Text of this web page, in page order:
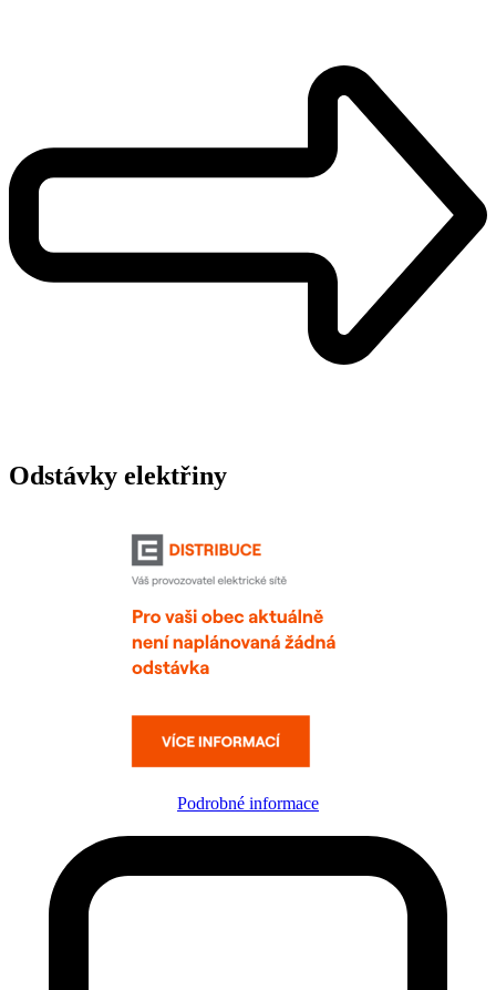
Odstávky elektřiny
Podrobné informace